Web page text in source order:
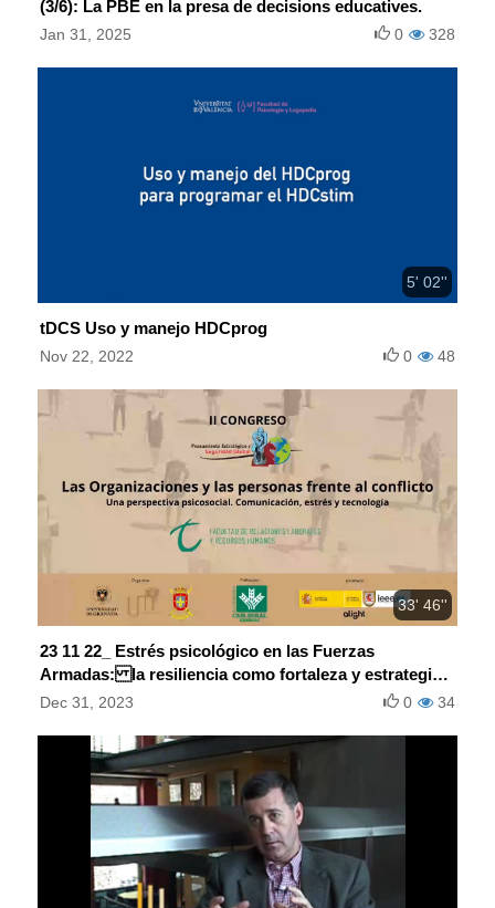
(3/6): La PBE en la presa de decisions educatives.
Jan 31, 2025 328
0
5' 02''
tDCS Uso y manejo HDCprog
Nov 22, 2022 48
0
33' 46''
23 11 22_ Estrés psicológico en las Fuerzas
Armadas: la resiliencia como fortaleza y estrategia
de recuperación
Dec 31, 2023 34
0